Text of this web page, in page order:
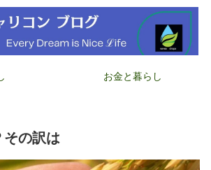
お金と暮らし
その訳は